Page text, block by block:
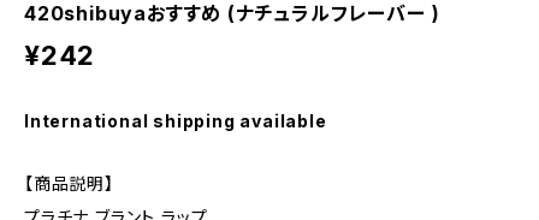
420shibuyaおすすめ (ナチュラルフレーバー )
¥242
International shipping available
【商品説明】